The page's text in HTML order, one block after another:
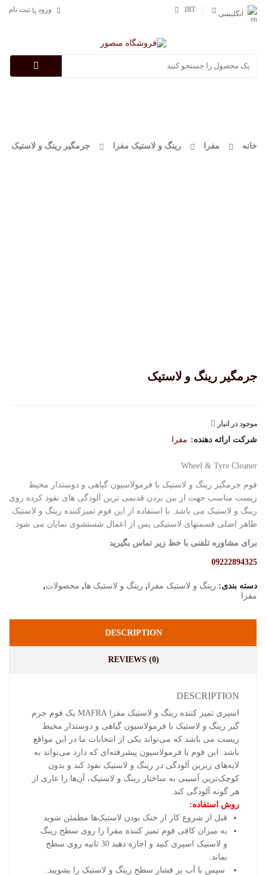
انگلیسی
IRT ورود یا ثبت نام
خانه مفرا رینگ و لاستیک مفرا جرمگیر رینگ و لاستیک
جرمگیر رینگ و لاستیک
موجود در انبار
شرکت ارائه دهنده: مفرا
Wheel & Tyre Cleaner
فوم جرمگیر رینگ و لاستیک با فرمولاسیون گیاهی و دوستدار محیط
زیست مناسب جهت از بین بردن قدیمی ترین آلودگی های نفوذ کرده روی
رینگ و لاستیک می باشد. با استفاده از این فوم تمیزکننده رینگ و لاستیک
ظاهر اصلی قسمتهای لاستیکی پس از اعمال شستشوی نمایان می شود.
برای مشاوره تلفنی با خط زیر تماس بگیرید
09222894325
دسته بندی: رینگ و لاستیک مفرا , رینگ و لاستیک ها, محصولات,
مفرا
DESCRIPTION
REVIEWS (0)
DESCRIPTION
اسپری تمیز کننده رینگ و لاستیک مفرا MAFRA یک فوم جرم
گیر رینگ و لاستیک با فرمولاسیون گیاهی و دوستدار محیط
زیست می باشد که می‌تواند یکی از انتخابات ما در این مواقع
باشد. این فوم با فرمولاسیون پیشرفته‌ای که دارد می‌تواند به
لایه‌های زیرین آلودگی در رینگ و لاستیک نفوذ کند و بدون
کوچک‌ترین آسیبی به ساختار رینگ و لاستیک، آن‌ها را عاری از
هر گونه آلودگی کند.
روش استفاده:
قبل از شروع کار از خنک بودن لاستیک‌ها مطمئن شوید
به میزان کافی فوم تمیز کننده مفرا را روی سطح رینگ
و لاستیک اسپری کنید و اجازه دهید 30 ثانیه روی سطح
بماند.
سپس با آب پر فشار سطح رینگ و لاستیک را بشویید.